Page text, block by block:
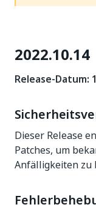
2022.10.14
Release-Datum:
Dieser Release
Patches, um
Anfälligkeiten zu